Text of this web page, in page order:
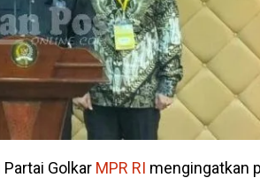
Golkar MPR RI mengingatkan